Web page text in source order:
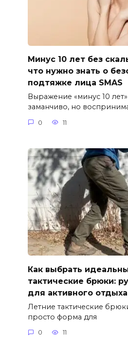
Минус 10 лет без
что нужно знать о
подтяжке лица SMAS
Выражение «минус 10 лет»
заманчиво, но
0 11
Как выбрать
тактические брюки:
для активного
Летние тактические
просто форма для
0 11